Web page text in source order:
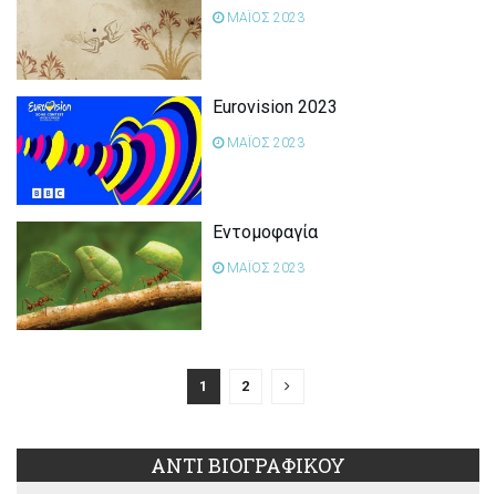
ΜΑΪΟΣ 2023
Eurovision 2023
ΜΑΪΟΣ 2023
Εντομοφαγία
ΜΑΪΟΣ 2023
1 2
ΑΝΤΙ ΒΙΟΓΡΑΦΙΚΟΥ